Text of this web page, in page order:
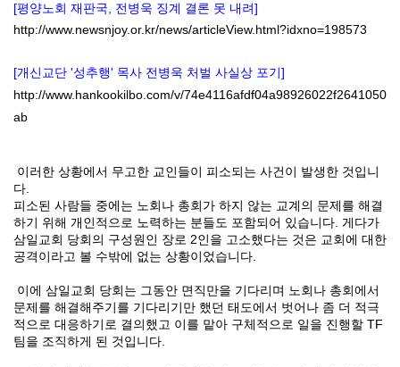
[평양노회 재판국, 전병욱 징계 결론 못 내려]
http://www.newsnjoy.or.kr/news/articleView.html?idxno=198573
[개신교단 '성추행' 목사 전병욱 처벌 사실상 포기]
http://www.hankookilbo.com/v/74e4116afdf04a98926022f2641050
ab
이러한 상황에서 무고한 교인들이 피소되는 사건이 발생한 것입니
다
피소된 사람들 중에는 노회나 총회가 하지 않는 교계의 문제를 해결
하기 위해 개인적으로 노력하는 분들도 포함되어 있습니다 게다가
삼일교회 당회의 구성원인 장로 2인을 고소했다는 것은 교회에 대한
공격이라고 볼 수밖에 없는 상황이었습니다
이에 삼일교회 당회는 그동안 면직만을 기다리며 노회나 총회에서
문제를 해결해주기를 기다리기만 했던 태도에서 벗어나 좀 더 적극
적으로 대응하기로 결의했고 이를 맡아 구체적으로 일을 진행할 TF
팀을 조직하게 된 것입니다